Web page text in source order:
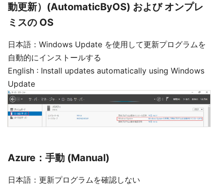
動更新）(AutomaticByOS) および オンプレ
ミスの OS
日本語：Windows Update を使用して更新プログラムを
自動的にインストールする
English : Install updates automatically using Windows
Update
Azure：手動 (Manual)
日本語：更新プログラムを確認しない